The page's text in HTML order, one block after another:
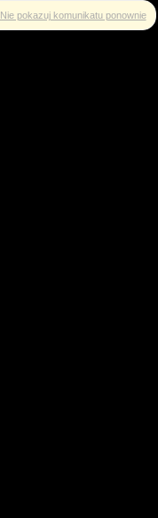
Nie pokazuj komunikatu ponownie